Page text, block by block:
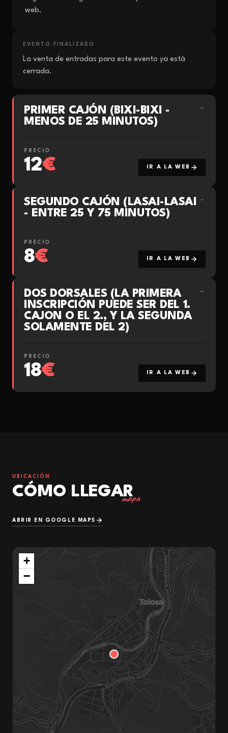
web.
EVENTO FINALIZADO
La venta de entradas para este evento ya está
cerrada.
PRIMER CAJÓN (BIXI-BIXI -
MENOS DE 25 MINUTOS)
→
PRECIO
12€ IR A LA WEB
SEGUNDO CAJÓN (LASAI-LASAI
- ENTRE 25 Y 75 MINUTOS)
→
PRECIO
8€ IR A LA WEB
DOS DORSALES (LA PRIMERA
INSCRIPCIÓN PUEDE SER DEL 1.
CAJON O EL 2., Y LA SEGUNDA
SOLAMENTE DEL 2)
→
PRECIO
18€ IR A LA WEB
UBICACIÓN
CÓMO LLEGAR
mapa
ABRIR EN GOOGLE MAPS
+
−